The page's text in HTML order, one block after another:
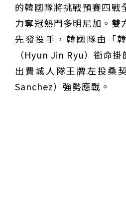
的韓國隊將挑戰預賽四戰
力奪冠熱門多明尼加。雙
先發投手，韓國隊由「
（Hyun Jin Ryu）銜命
出費城人隊王牌左投桑
Sanchez）強勢應戰。